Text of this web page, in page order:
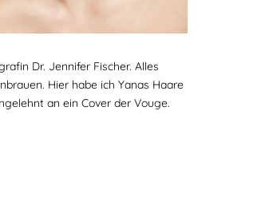
Dr. Jennifer Fischer. Alles
Hier habe ich Yanas Haare
an ein Cover der Vouge.